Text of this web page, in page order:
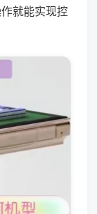
就能实现控